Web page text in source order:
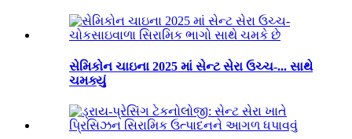
સેમિકોન ચાઇના 2025 માં સેન્ટ સેરા ઉચ્ચ-... સાથે
ચમક્યું